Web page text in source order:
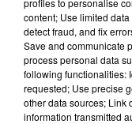
Un tout nouveau
Histoire et
Thouars seule ville
Fleurs
Le bressuirais
Helfest le week-
profiles to personalise
content; Use limited
detect fraud, and fix
Save and communicate
process personal data
following functionalities:
requested; Use precise
other data sources; Link
information transmitted